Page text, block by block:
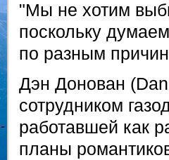
"Мы не хотим
поскольку
по разным
Дэн Донован
сотрудником
работавшей как
планы